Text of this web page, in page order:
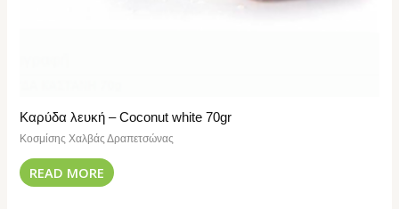
Καρύδα λευκή – Coconut white 70gr
Κοσμίσης Χαλβάς Δραπετσώνας
READ MORE